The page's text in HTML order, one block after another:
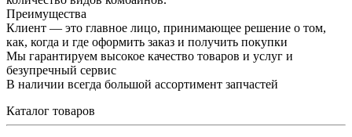
Преимущества
Клиент — это главное лицо, принимающее решение о том,
как, когда и где оформить заказ и получить покупки
Мы гарантируем высокое качество товаров и услуг и
безупречный сервис
В наличии всегда большой ассортимент запчастей
Каталог товаров